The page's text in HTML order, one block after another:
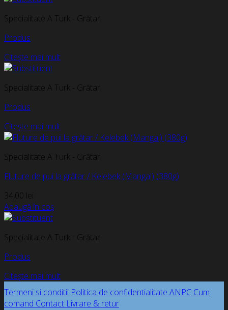
Specialitate A Turk - Grătar
Produs
Citește mai mult
Specialitate A Turk - Grătar
Produs
Citește mai mult
Specialitate A Turk - Grătar
Fluture de pui la grătar / Kelebek (Mangal) (380g)
34,00 lei
Adaugă în coș
Specialitate A Turk - Grătar
Produs
Citește mai mult
Termeni si conditii Politica de confidentialitate ANPC Cum
comand Contact Livrare & retur